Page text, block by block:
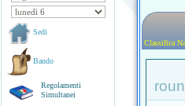
Sedi
Bando
Regolamenti
Simultanei
Classifica